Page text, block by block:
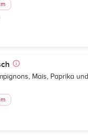
Mais, Paprika und